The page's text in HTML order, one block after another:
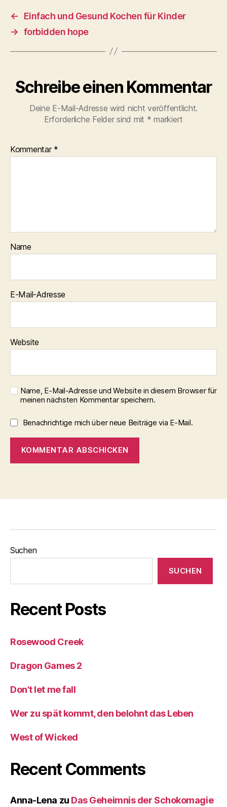
←
Einfach und Gesund Kochen für Kinder
→ forbidden hope
Schreibe einen Kommentar
Deine E-Mail-Adresse wird nicht veröffentlicht.
Erforderliche Felder sind mit * markiert
Kommentar *
Name
E-Mail-Adresse
Website
Name, E-Mail-Adresse und Website in diesem Browser für
meinen nächsten Kommentar speichern.
Benachrichtige mich über neue Beiträge via E-Mail.
Suchen
SUCHEN
Recent Posts
Rosewood Creek
Dragon Games 2
Don’t let me fall
Wer zu spät kommt, den belohnt das Leben
West of Wicked
Recent Comments
Anna-Lena zu Das Geheimnis der Schokomagie